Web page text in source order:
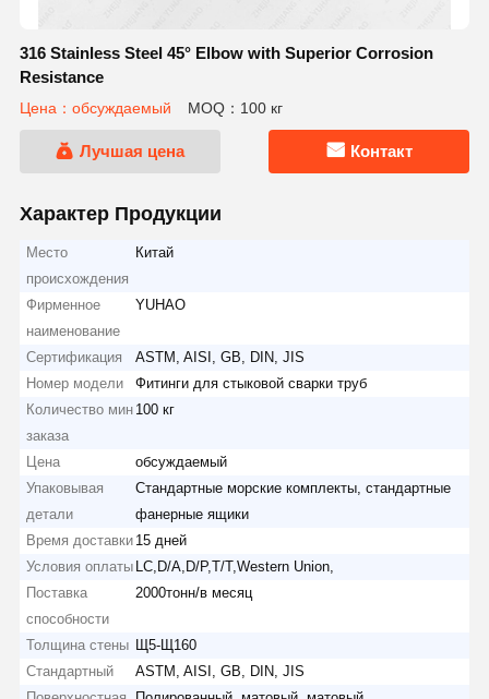
316 Stainless Steel 45° Elbow with Superior Corrosion
Resistance
Цена：обсуждаемый MOQ：100 кг
Лучшая цена Контакт
Характер Продукции
Место
происхождения
Китай
Фирменное
наименование
YUHAO
Сертификация
ASTM, AISI, GB, DIN, JIS
Номер модели
Фитинги для стыковой сварки труб
Количество мин
заказа
100 кг
Цена
обсуждаемый
Упаковывая
детали
Стандартные морские комплекты, стандартные
фанерные ящики
Время доставки 15 дней
Условия оплаты LC,D/A,D/P,T/T,Western Union,
Поставка
способности
2000тонн/в месяц
Толщина стены
Щ5-Щ160
Стандартный
ASTM, AISI, GB, DIN, JIS